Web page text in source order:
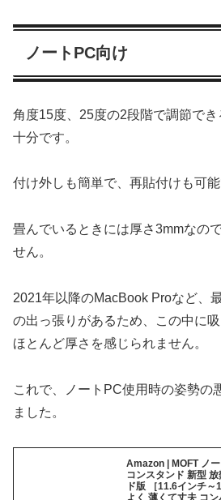
ノートPC向け
角度15度、25度の2段階で調節で
十分です。
付け外しも簡単で、再貼付けも可能
畳んでいるときには厚さ3mmなの
せん。
2021年以降のMacBook Proなど、
の出っ張りがあるため、この中に
ほとんど厚さを感じられません。
これで、ノートPC使用時の姿勢の
ました。
Amazon | MOFT ノ
コンスタンド 新型
ド版 ［11.6インチ
よく 薄くて丈夫 コ